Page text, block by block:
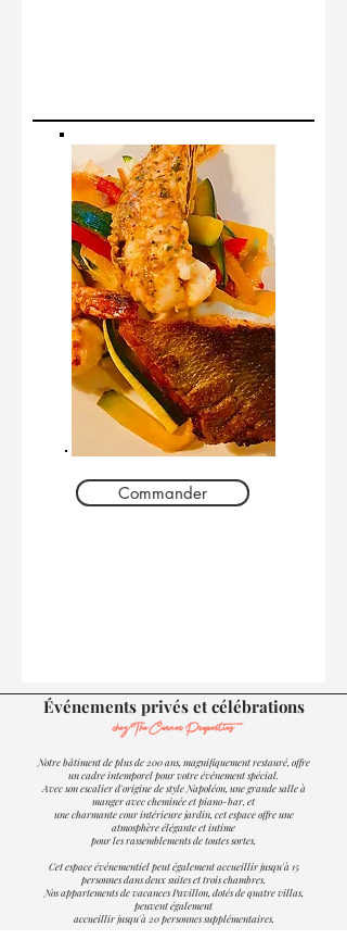
Commander
Événements privés et célébrations
chez The Corner Properties
Notre bâtiment de plus de 200 ans, magnifiquement restauré, offre
un cadre intemporel pour votre événement spécial.
Avec son escalier d'origine de style Napoléon, une grande salle à
manger avec cheminée et piano-bar, et
une charmante cour intérieure jardin, cet espace offre une
atmosphère élégante et intime
pour les rassemblements de toutes sortes.
Cet espace événementiel peut également accueillir jusqu'à 15
personnes dans deux suites et trois chambres.
Nos appartements de vacances Pavillon, dotés de quatre villas,
peuvent également
accueillir jusqu'à 20 personnes supplémentaires.